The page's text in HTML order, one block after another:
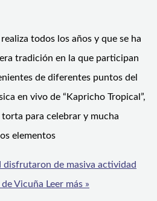
todos los años y que se ha
tradición en la que participan
de diferentes puntos del
en vivo de “Kapricho Tropical”,
para celebrar y mucha
elementos
disfrutaron de masiva actividad
Vicuña Leer más »